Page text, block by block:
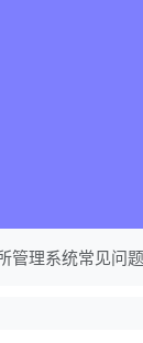
管理系统常见问题